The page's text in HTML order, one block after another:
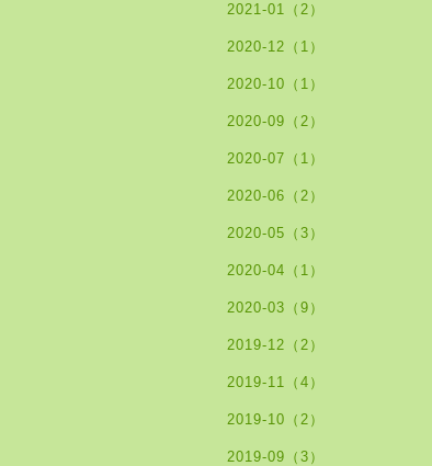
2021-01（2）
2020-12（1）
2020-10（1）
2020-09（2）
2020-07（1）
2020-06（2）
2020-05（3）
2020-04（1）
2020-03（9）
2019-12（2）
2019-11（4）
2019-10（2）
2019-09（3）